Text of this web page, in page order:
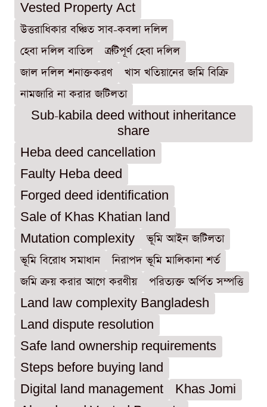
Vested Property Act
উত্তরাধিকার বঞ্চিত সাব-কবলা দলিল
হেবা দলিল বাতিল
ত্রুটিপূর্ণ হেবা দলিল
জাল দলিল শনাক্তকরণ
খাস খতিয়ানের জমি বিক্রি
নামজারি না করার জটিলতা
Sub-kabila deed without inheritance
share
Heba deed cancellation
Faulty Heba deed
Forged deed identification
Sale of Khas Khatian land
Mutation complexity
ভূমি আইন জটিলতা
ভূমি বিরোধ সমাধান
নিরাপদ ভূমি মালিকানা শর্ত
জমি ক্রয় করার আগে করণীয়
পরিত্যক্ত অর্পিত সম্পত্তি
Land law complexity Bangladesh
Land dispute resolution
Safe land ownership requirements
Steps before buying land
Digital land management
Khas Jomi